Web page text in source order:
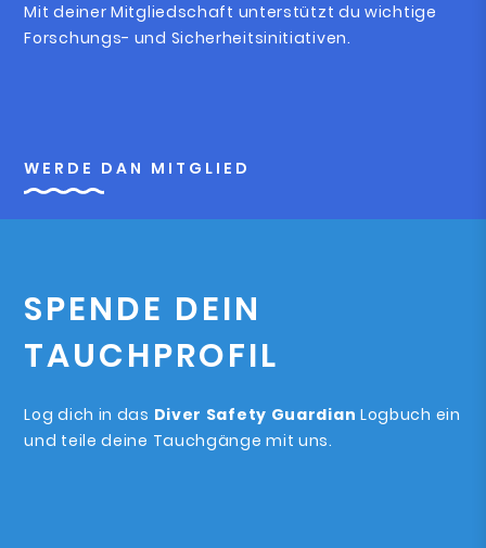
Mit deiner Mitgliedschaft unterstützt du wichtige
Forschungs- und Sicherheitsinitiativen.
WERDE DAN MITGLIED
SPENDE DEIN
TAUCHPROFIL
Log dich in das Diver Safety Guardian Logbuch ein
und teile deine Tauchgänge mit uns.